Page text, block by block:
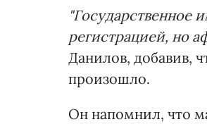
"Государственное
регистрацией, но
Данилов, добавив,
произошло.
Он напомнил, что